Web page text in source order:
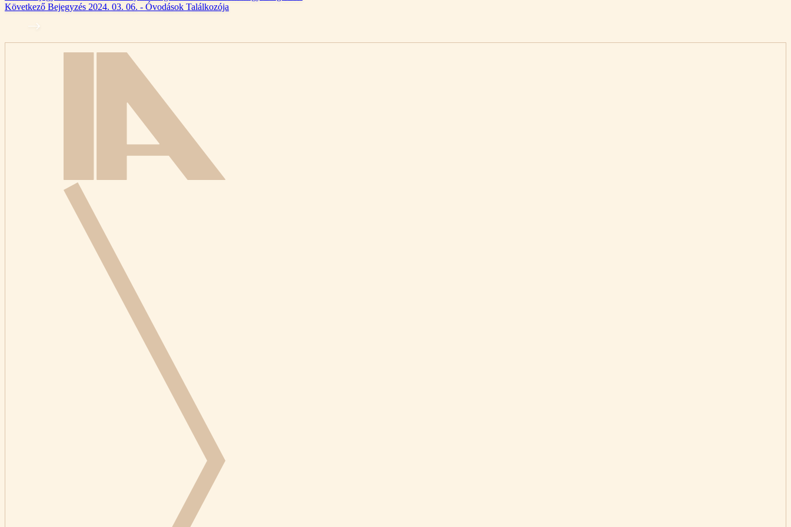
Következő Bejegyzés 2024. 03. 06. - Óvodások Találkozója